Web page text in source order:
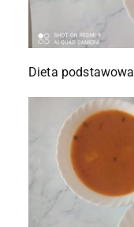
Dieta podstawowa